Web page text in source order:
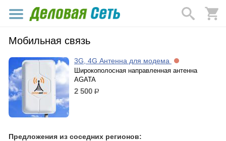
Мобильная связь
3G, 4G Антенна для модема
Широкополосная направленная антенна
AGATA
2 500 р.
Предложения из соседних регионов: